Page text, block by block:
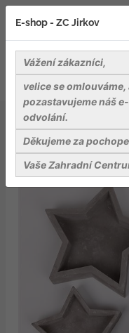
Hvězda beton
E-shop - ZC Jirkov
Vážení zákazníci,
velice se
pozastavujeme náš
odvolání.
Děkujeme za
Vaše Zahradní